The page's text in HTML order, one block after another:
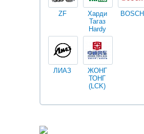
ZF
Харди
Тагаз
Hardy
BOSCH
ЛИАЗ
ЖОНГ
ТОНГ
(LCK)